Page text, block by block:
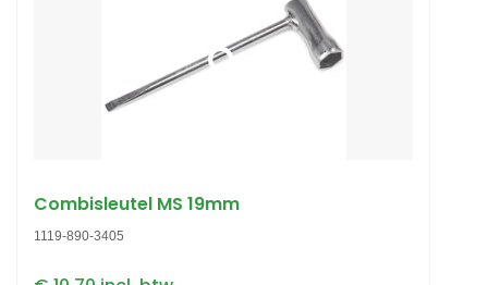
Combisleutel MS 19mm
1119-890-3405